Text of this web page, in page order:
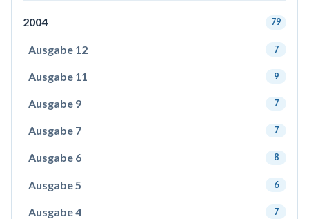
2004 79
Ausgabe 12 7
Ausgabe 11 9
Ausgabe 9 7
Ausgabe 7 7
Ausgabe 6 8
Ausgabe 5 6
Ausgabe 4 7